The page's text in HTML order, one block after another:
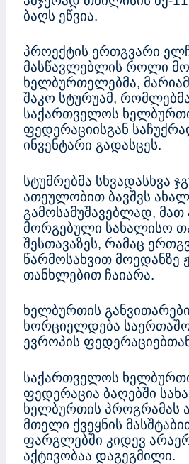
ბაღს ეწვია.
პროექტის ერთგვარი
მასწავლებლის როლი
ხელბურთელებმა, მარიამ
შაკო სტურუამ,
საქართველოს
ფედერაციისგან
ინვენტარი გადასცეს.
სტუმრებმა სხვადასხვა
ათეულობით ბავშვს
გამოსამუშავებლად, მათ
მორგებული სახალისო
შესთავაზეს, რამაც
წარმოსახვით მოედანზე
თანხლებით ჩაიარა.
ხელბურთის
ხორციელდება
ევროპის
საქართველოს
ფედერაცია ბაღებში
ხელბურთის პროგრამას
მთელი ქვეყნის
ფარგლებში კიდევ
აქტივობაა დაგეგმილი.